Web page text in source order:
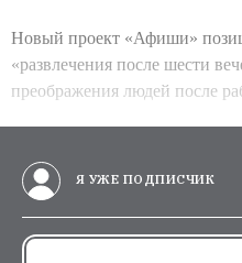
Новый проект «Афиши»
«развлечения после шести
преображения людей после
Я УЖЕ ПОДПИСЧИК